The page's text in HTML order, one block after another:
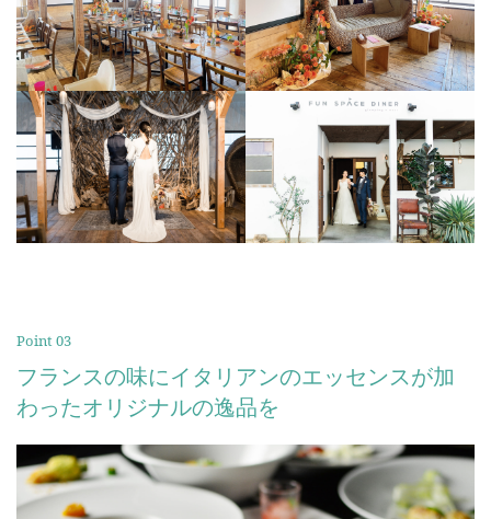
Point 03
フランスの味にイタリアンのエッセンスが加
わったオリジナルの逸品を